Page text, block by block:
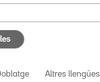
Altres llengües